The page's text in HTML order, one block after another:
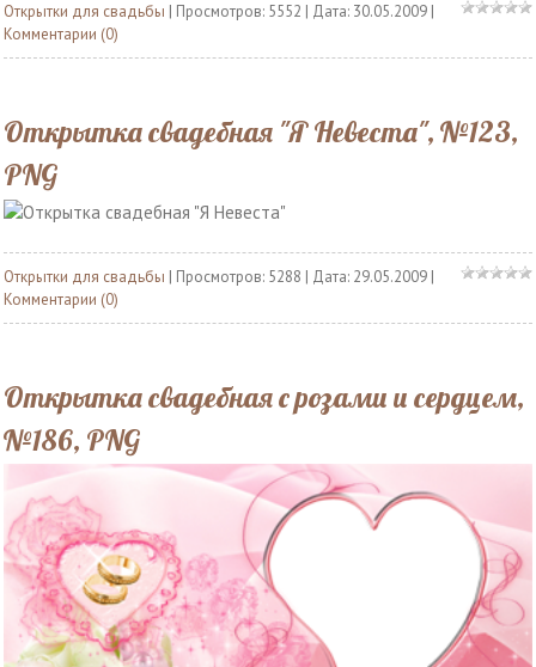
Открытки для свадьбы | Просмотров: 5552 | Дата: 30.05.2009 |
Комментарии (0)
Открытка свадебная "Я Невеста", №123,
PNG
Открытки для свадьбы | Просмотров: 5288 | Дата: 29.05.2009 |
Комментарии (0)
Открытка свадебная с розами и сердцем,
№186, PNG